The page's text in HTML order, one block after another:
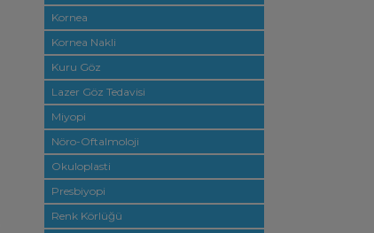
Kornea
Kornea Nakli
Kuru Göz
Lazer Göz Tedavisi
Miyopi
Nöro-Oftalmoloji
Okuloplasti
Presbiyopi
Renk Körlüğü